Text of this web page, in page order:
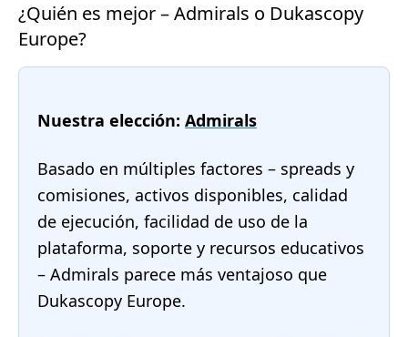
¿Quién es mejor – Admirals o Dukascopy
Europe?
Nuestra elección: Admirals
Basado en múltiples factores – spreads y
comisiones, activos disponibles, calidad
de ejecución, facilidad de uso de la
plataforma, soporte y recursos educativos
– Admirals parece más ventajoso que
Dukascopy Europe.